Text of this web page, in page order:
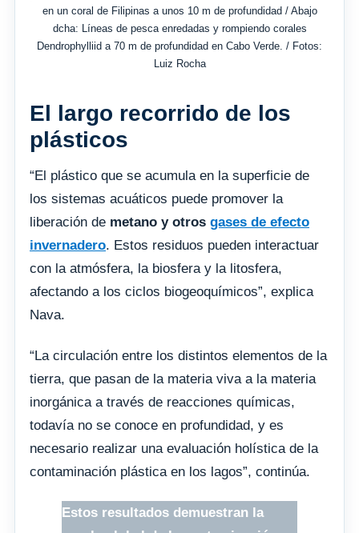
en un coral de Filipinas a unos 10 m de profundidad / Abajo
dcha: Líneas de pesca enredadas y rompiendo corales
Dendrophylliid a 70 m de profundidad en Cabo Verde. / Fotos:
Luiz Rocha
El largo recorrido de los
plásticos
“El plástico que se acumula en la superficie de
los sistemas acuáticos puede promover la
liberación de metano y otros gases de efecto
invernadero. Estos residuos pueden interactuar
con la atmósfera, la biosfera y la litosfera,
afectando a los ciclos biogeoquímicos”, explica
Nava.
“La circulación entre los distintos elementos de la
tierra, que pasan de la materia viva a la materia
inorgánica a través de reacciones químicas,
todavía no se conoce en profundidad, y es
necesario realizar una evaluación holística de la
contaminación plástica en los lagos”, continúa.
Estos resultados demuestran la